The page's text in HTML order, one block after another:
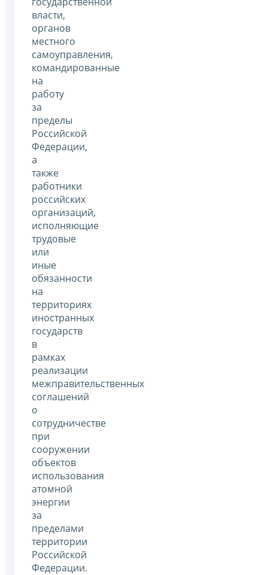
власти,
органов
местного
самоуправления,
командированные
на
работу
за
пределы
Российской
Федерации,
а
также
работники
российских
организаций,
исполняющие
трудовые
или
иные
обязанности
на
территориях
иностранных
государств
в
рамках
реализации
межправительственных
соглашений
о
сотрудничестве
при
сооружении
объектов
использования
атомной
энергии
за
пределами
территории
Российской
Федерации.